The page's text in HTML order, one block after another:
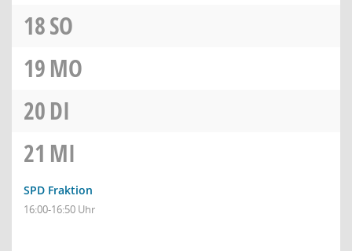
18SO
19MO
20DI
21 MI
SPD Fraktion
16:00-16:50 Uhr